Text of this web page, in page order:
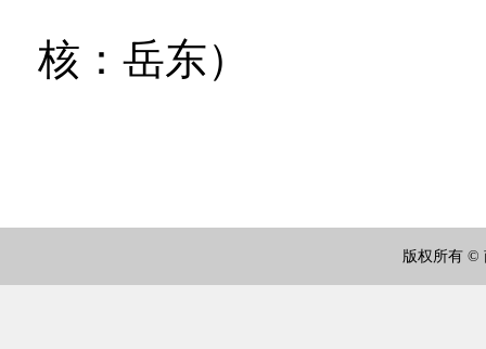
核：岳东）
版权所有 ©